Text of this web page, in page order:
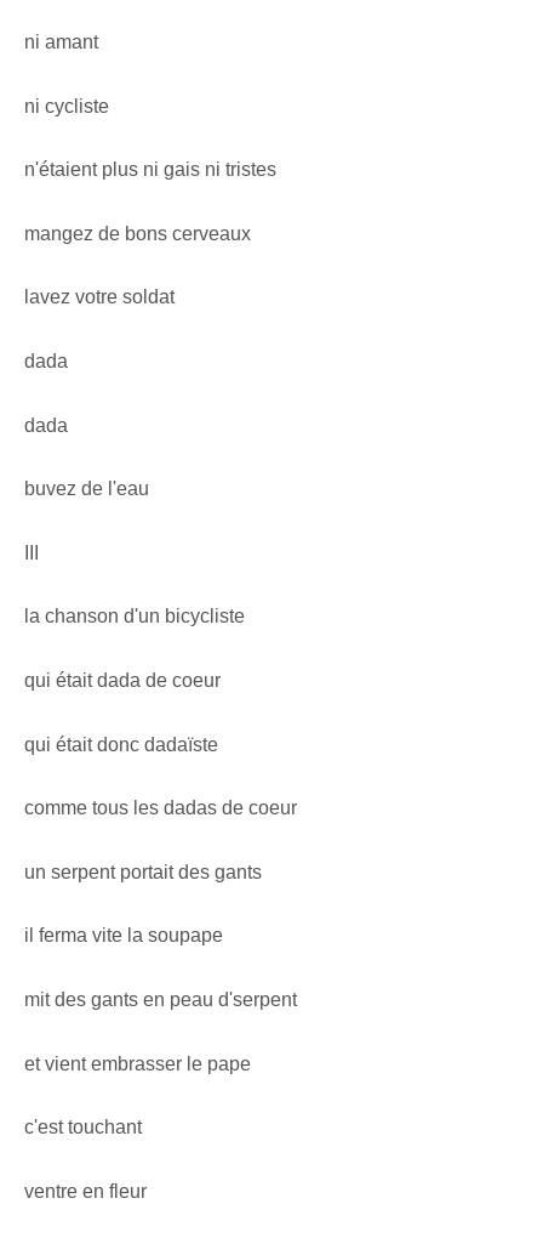
ni amant
ni cycliste
n'étaient plus ni gais ni tristes
mangez de bons cerveaux
lavez votre soldat
dada
dada
buvez de l'eau
la chanson d'un bicycliste
qui était dada de coeur
qui était donc dadaïste
comme tous les dadas de coeur
un serpent portait des gants
il ferma vite la soupape
mit des gants en peau d'serpent
et vient embrasser le pape
c'est touchant
ventre en fleur